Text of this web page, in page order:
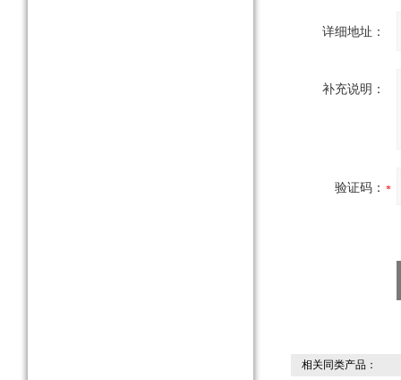
详细地址：
补充说明：
验证码：
相关同类产品：